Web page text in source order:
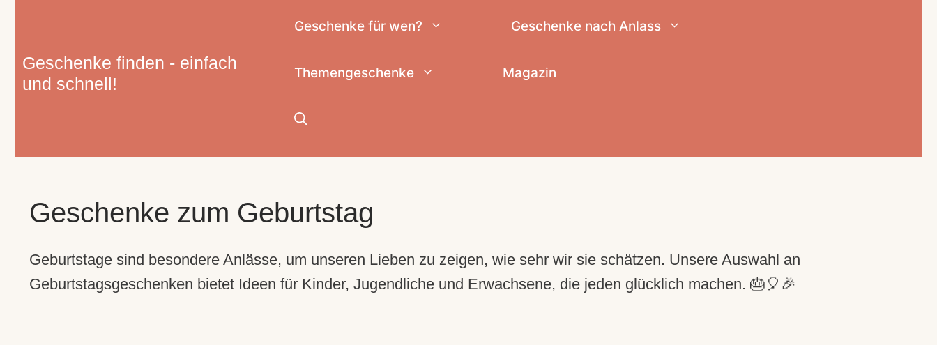
springen
Geschenke finden - einfach
und schnell!
Geschenke für wen? Geschenke nach Anlass
Themengeschenke Magazin
Geschenke zum Geburtstag
Geburtstage sind besondere Anlässe, um unseren Lieben zu zeigen, wie sehr wir sie schätzen. Unsere Auswahl an
Geburtstagsgeschenken bietet Ideen für Kinder, Jugendliche und Erwachsene, die jeden glücklich machen. 🎂🎈🎉